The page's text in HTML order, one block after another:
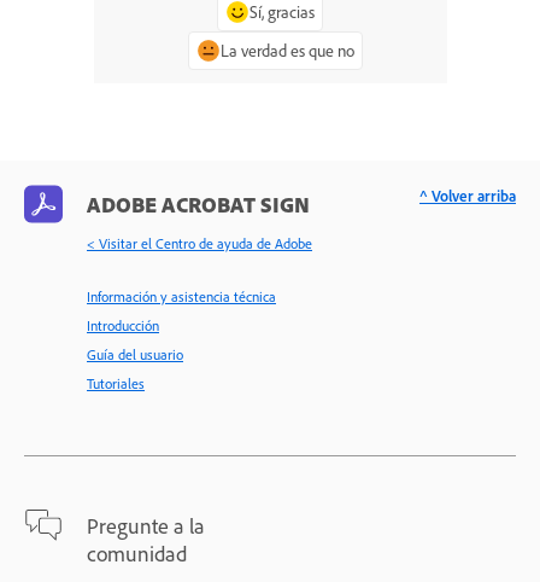
Sí, gracias
La verdad es que no
ADOBE ACROBAT SIGN
< Visitar el Centro de ayuda de Adobe
Información y asistencia técnica
Introducción
Guía del usuario
Tutoriales
Pregunte a la
comunidad
^ Volver arriba